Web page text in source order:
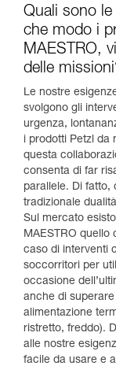
Quali sono
che modo i
MAESTRO,
delle
Le nostre
svolgono gli
urgenza,
i prodotti Petzl da
questa
consenta di far
parallele. Di fatto,
tradizionale
Sul mercato
MAESTRO
caso di interventi
soccorritori per
occasione
anche di
alimentazione
ristretto, freddo).
alle nostre
facile da usare e